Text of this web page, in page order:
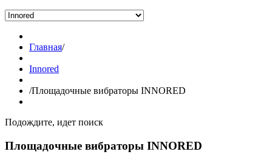
Главная/
Innored
/Площадочные вибраторы INNORED
Подождите, идет поиск
Площадочные вибраторы INNORED